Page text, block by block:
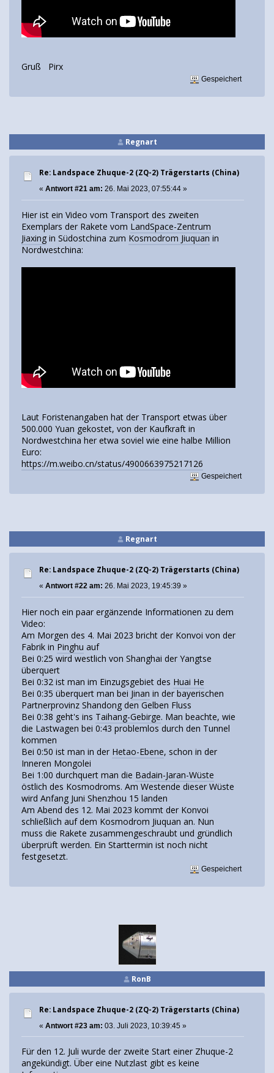
Gruß Pirx
Gespeichert
Regnart
Re: Landspace Zhuque-2 (ZQ-2) Trägerstarts (China)
« Antwort #21 am: 26. Mai 2023, 07:55:44 »
Hier ist ein Video vom Transport des zweiten
Exemplars der Rakete vom LandSpace-Zentrum
Jiaxing in Südostchina zum Kosmodrom Jiuquan in
Nordwestchina:
Laut Foristenangaben hat der Transport etwas über
500.000 Yuan gekostet, von der Kaufkraft in
Nordwestchina her etwa soviel wie eine halbe Million
Euro:
https://m.weibo.cn/status/4900663975217126
Gespeichert
Regnart
Re: Landspace Zhuque-2 (ZQ-2) Trägerstarts (China)
« Antwort #22 am: 26. Mai 2023, 19:45:39 »
Hier noch ein paar ergänzende Informationen zu dem
Video:
Am Morgen des 4. Mai 2023 bricht der Konvoi von der
Fabrik in Pinghu auf
Bei 0:25 wird westlich von Shanghai der Yangtse
überquert
Bei 0:32 ist man im Einzugsgebiet des Huai He
Bei 0:35 überquert man bei Jinan in der bayerischen
Partnerprovinz Shandong den Gelben Fluss
Bei 0:38 geht's ins Taihang-Gebirge. Man beachte, wie
die Lastwagen bei 0:43 problemlos durch den Tunnel
kommen
Bei 0:50 ist man in der Hetao-Ebene, schon in der
Inneren Mongolei
Bei 1:00 durchquert man die Badain-Jaran-Wüste
östlich des Kosmodroms. Am Westende dieser Wüste
wird Anfang Juni Shenzhou 15 landen
Am Abend des 12. Mai 2023 kommt der Konvoi
schließlich auf dem Kosmodrom Jiuquan an. Nun
muss die Rakete zusammengeschraubt und gründlich
überprüft werden. Ein Starttermin ist noch nicht
festgesetzt.
Gespeichert
RonB
Re: Landspace Zhuque-2 (ZQ-2) Trägerstarts (China)
« Antwort #23 am: 03. Juli 2023, 10:39:45 »
Für den 12. Juli wurde der zweite Start einer Zhuque-2
angekündigt. Über eine Nutzlast gibt es keine